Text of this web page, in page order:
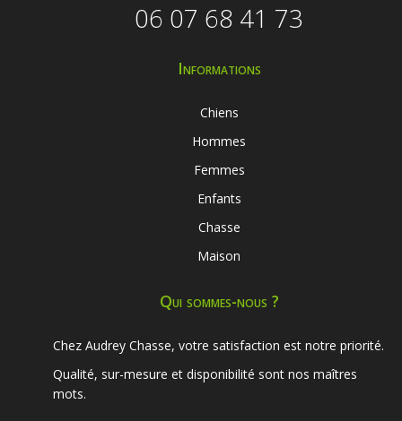
06 07 68 41 73
Informations
Chiens
Hommes
Femmes
Enfants
Chasse
Maison
Qui sommes-nous ?
Chez Audrey Chasse, votre satisfaction est notre priorité.
Qualité, sur-mesure et disponibilité sont nos maîtres
mots.